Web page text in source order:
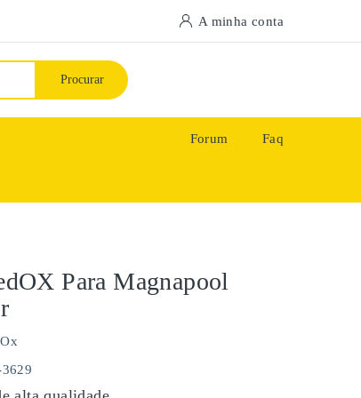
A minha conta
Procurar
Forum Faq
Para Magnapool